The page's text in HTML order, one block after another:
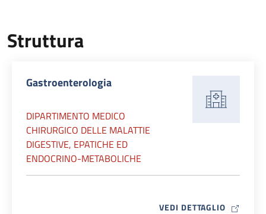
Struttura
Gastroenterologia
DIPARTIMENTO MEDICO
CHIRURGICO DELLE MALATTIE
DIGESTIVE, EPATICHE ED
ENDOCRINO-METABOLICHE
VEDI DETTAGLIO MAP ICON